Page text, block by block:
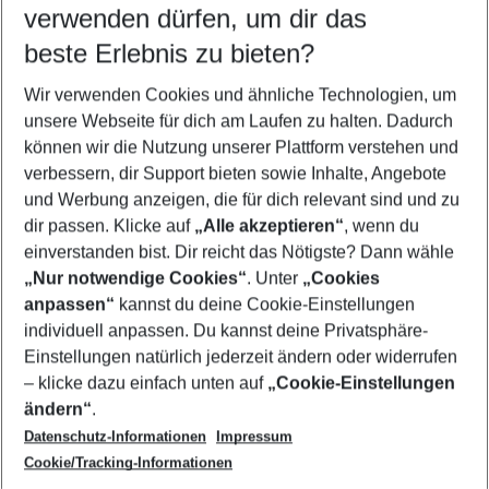
Urlaub Torremolinos
Flug & Hotel Torremolinos
Familienurlaub Torremolinos
Frübucher Angebote Torremolinos für 2026
Last Minute Torremolinos
Footer
Footer navigation
Über uns
AGB
Bestpreisgarantie
Cookie-Einstellungen ändern
Cookie-Richtlinie
Agenturbetreuung
Barrierefreies Reisen
Folge uns
verwenden dürfen, um dir das
beste Erlebnis zu bieten?
Wir verwenden Cookies und ähnliche Technologien, um
unsere Webseite für dich am Laufen zu halten. Dadurch
können wir die Nutzung unserer Plattform verstehen und
verbessern, dir Support bieten sowie Inhalte, Angebote
und Werbung anzeigen, die für dich relevant sind und zu
dir passen. Klicke auf „Alle akzeptieren“, wenn du
einverstanden bist. Dir reicht das Nötigste? Dann wähle
„Nur notwendige Cookies“. Unter „Cookies
anpassen“ kannst du deine Cookie-Einstellungen
individuell anpassen. Du kannst deine Privatsphäre-
Einstellungen natürlich jederzeit ändern oder widerrufen
– klicke dazu einfach unten auf „Cookie-Einstellungen
ändern“.
Datenschutz-Informationen
Impressum
Cookie/Tracking-Informationen